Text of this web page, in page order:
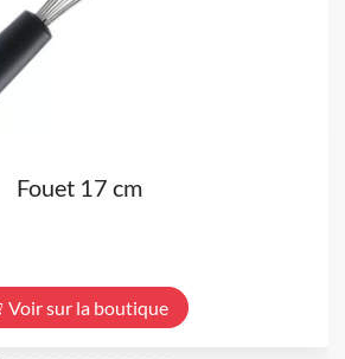
Fouet 17 cm
Voir sur la boutique